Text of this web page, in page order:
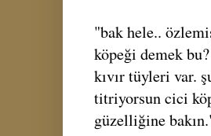
"bak hele..
köpeği demek
kıvır tüyleri var.
titriyorsun cici
güzelliğine